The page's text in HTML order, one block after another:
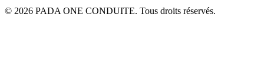
© 2026 PADA ONE CONDUITE. Tous droits réservés.